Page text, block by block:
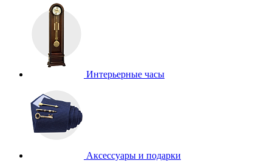
Интерьерные часы
Аксессуары и подарки